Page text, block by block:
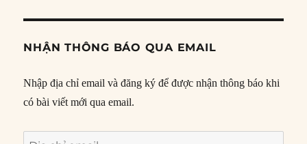
NHẬN THÔNG BÁO QUA EMAIL
Nhập địa chỉ email và đăng ký để được nhận thông báo khi
có bài viết mới qua email.
Địa